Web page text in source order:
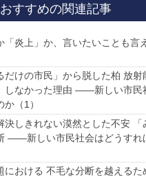
すすめの関連記事
「炎上」か、言いたいことも言
だけの市民」から脱した柏 放
しなかった理由 ――新しい市民
か（1）
決しきれない漠然とした不安
――新しい市民社会はどうすれ
における 不毛な分断を越える